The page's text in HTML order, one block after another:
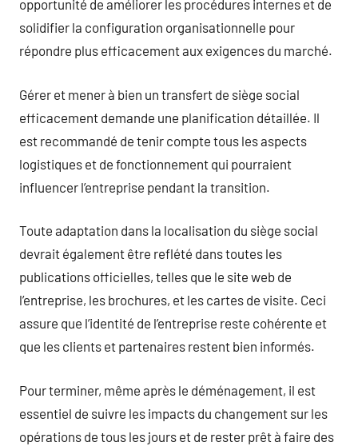
opportunité de améliorer les procédures internes et de
solidifier la configuration organisationnelle pour
répondre plus efficacement aux exigences du marché.
Gérer et mener à bien un transfert de siège social
efficacement demande une planification détaillée. Il
est recommandé de tenir compte tous les aspects
logistiques et de fonctionnement qui pourraient
influencer l’entreprise pendant la transition.
Toute adaptation dans la localisation du siège social
devrait également être reflété dans toutes les
publications officielles, telles que le site web de
l’entreprise, les brochures, et les cartes de visite. Ceci
assure que l’identité de l’entreprise reste cohérente et
que les clients et partenaires restent bien informés.
Pour terminer, même après le déménagement, il est
essentiel de suivre les impacts du changement sur les
opérations de tous les jours et de rester prêt à faire des